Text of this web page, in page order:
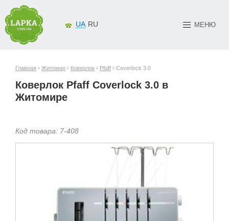
МЕНЮ
UA RU
Главная › Житомир › Коверлок › Pfaff › Coverlock 3.0
Коверлок Pfaff Coverlock 3.0 в
Житомире
Код товара: 7-408